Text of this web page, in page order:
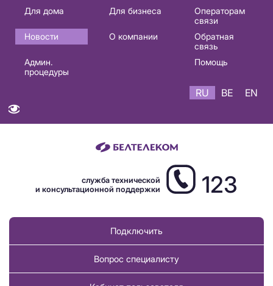
Основная
навигация
RU
Для дома Для бизнеса
Операторам
связи
Новости
О компании
Обратная
связь
Админ.
процедуры
Помощь
RU BE EN
служба технической
и консультационной поддержки
123
Подключить
Вопрос специалисту